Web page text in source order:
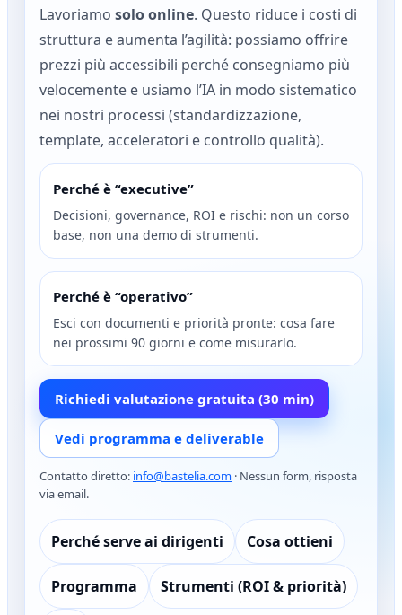
Lavoriamo solo online. Questo riduce i costi di
struttura e aumenta l’agilità: possiamo offrire
prezzi più accessibili perché consegniamo più
velocemente e usiamo l’IA in modo sistematico
nei nostri processi (standardizzazione,
template, acceleratori e controllo qualità).
Perché è “executive”
Decisioni, governance, ROI e rischi: non un corso
base, non una demo di strumenti.
Perché è “operativo”
Esci con documenti e priorità pronte: cosa fare
nei prossimi 90 giorni e come misurarlo.
Richiedi valutazione gratuita (30 min)
Vedi programma e deliverable
Contatto diretto: info@bastelia.com · Nessun form, risposta
via email.
Perché serve ai dirigenti Cosa ottieni
Programma Strumenti (ROI & priorità)